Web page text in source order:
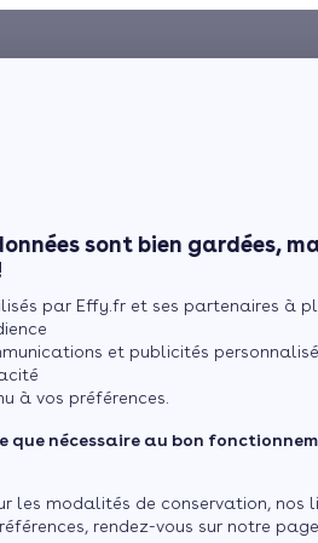
sont bien gardées,
par Effy.fr et ses partenaires à
et publicités
à vos préférences.
que nécessaire au bon
les modalités de conservation,
rendez-vous sur notre
Rénov'
énergie
réduite
prêt à taux zéro
mes aides
Sol
des travaux
d’énergie
et
?
rédaction